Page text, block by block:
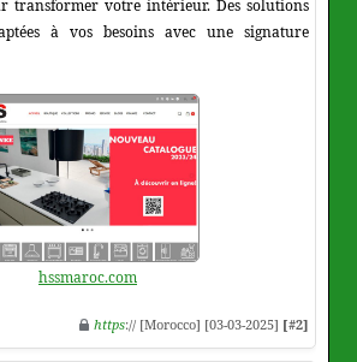
transformer votre intérieur. Des solutions
à vos besoins avec une signature
hssmaroc.com
https:// [Morocco] [03-03-2025] [#2]